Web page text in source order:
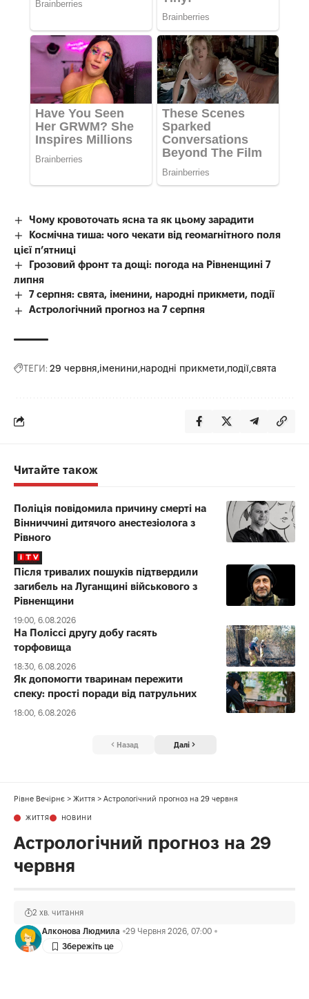
Чому кровоточать ясна та як цьому зарадити
Космічна тиша: чого чекати від геомагнітного поля
цієї п’ятниці
Грозовий фронт та дощі: погода на Рівненщині 7
липня
7 серпня: свята, іменини, народні прикмети, події
Астрологічний прогноз на 7 серпня
ТЕГИ: 29 червня іменини народні прикмети подіїсвята
Читайте також
Поліція повідомила причину смерті на
Вінниччині дитячого анестезіолога з
Рівного
Після тривалих пошуків підтвердили
загибель на Луганщині військового з
Рівненщини
19:00, 6.08.2026
На Поліссі другу добу гасять
торфовища
18:30, 6.08.2026
Як допомогти тваринам пережити
спеку: прості поради від патрульних
18:00, 6.08.2026
Назад Далі
Рівне Вечірнє > Життя > Астрологічний прогноз на 29 червня
ЖИТТЯ НОВИНИ
Астрологічний прогноз на 29
червня
Алконова Людмила 29 Червня 2026, 07:00
2 хв. читання